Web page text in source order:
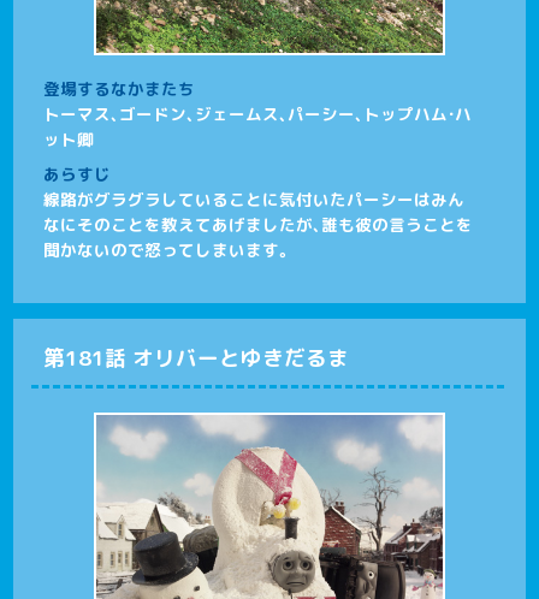
登場するなかまたち
トーマス、ゴードン、ジェームス、パーシー、トップハム・ハ
ット卿
あらすじ
線路がグラグラしていることに気付いたパーシーはみん
なにそのことを教えてあげましたが、誰も彼の言うことを
聞かないので怒ってしまいます。
第181話 オリバーとゆきだるま